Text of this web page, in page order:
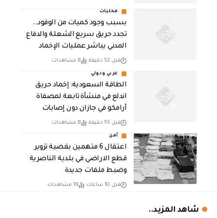
محليات
بسبب وجود كميات من الوقود..
تجدد حريق سريع الشعلة والدفاع
المدني يباشر عمليات الإخماد
قبل 52 دقيقة 8 مشاهدات
عربي ودولي
‏الطاقة السعودية: إخماد حريق
اندلع في منشأة تابعة لمصفاة
أرامكو في جازان دون إصابات
قبل 55 دقيقة 8 مشاهدات
أمن
اعتقال 6 متهمين بقضية تزوير
قطع الاراضي في بلدية الناصرية
وضبط ملفات جديدة
قبل 10 ساعات 18 مشاهدات
شاهد المزيد..